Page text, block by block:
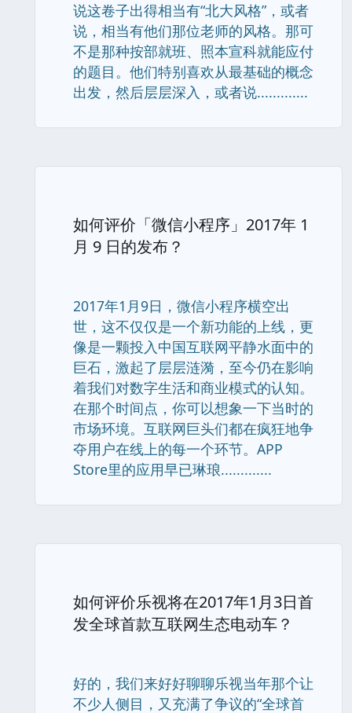
说这卷子出得相当有“北大风格”，或者
说，相当有他们那位老师的风格。那可
不是那种按部就班、照本宣科就能应付
的题目。他们特别喜欢从最基础的概念
出发，然后层层深入，或者说.............
如何评价「微信小程序」2017年 1
月 9 日的发布？
2017年1月9日，微信小程序横空出
世，这不仅仅是一个新功能的上线，更
像是一颗投入中国互联网平静水面中的
巨石，激起了层层涟漪，至今仍在影响
着我们对数字生活和商业模式的认知。
在那个时间点，你可以想象一下当时的
市场环境。互联网巨头们都在疯狂地争
夺用户在线上的每一个环节。APP
Store里的应用早已琳琅.............
如何评价乐视将在2017年1月3日首
发全球首款互联网生态电动车？
好的，我们来好好聊聊乐视当年那个让
不少人侧目，又充满了争议的“全球首